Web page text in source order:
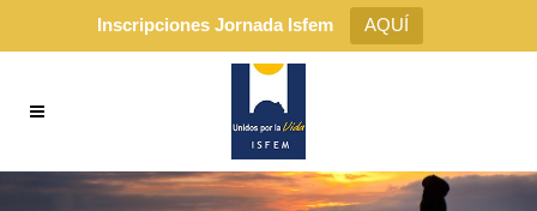
Inscripciones Jornada Isfem AQUÍ